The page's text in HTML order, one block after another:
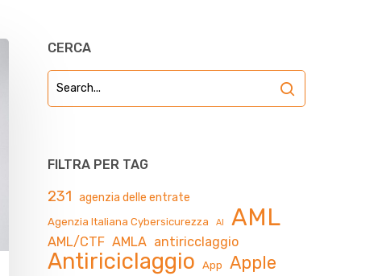
CERCA
FILTRA PER TAG
231 agenzia delle entrate
Agenzia Italiana Cybersicurezza AI AML
AML/CTF AMLA antiricclaggio
Antiriciclaggio App Apple